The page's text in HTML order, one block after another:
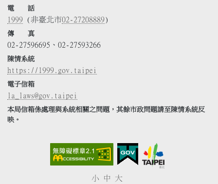
電 話
1999 (非臺北市02-27208889)
傳 真
02-27596695、02-27593266
陳情系統
https://1999.gov.taipei
電子信箱
la_laws@gov.taipei
本局信箱係處理與系統相關之問題，其餘市政問題請至陳情系統反
映。
小 中 大